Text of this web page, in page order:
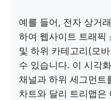
예를 들어, 전자 상거
하여 웹사이트 트래픽
및 하위 카테고리(모
수 있습니다. 이 시각
채널과 하위 세그먼트
차트와 달리 트리맵은